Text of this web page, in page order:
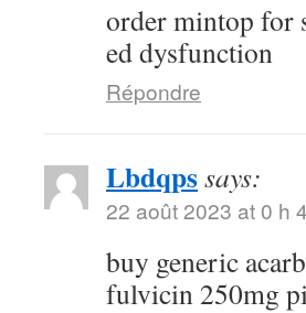
order mintop for
ed dysfunction
Répondre
Lbdqpssays:
22 août 2023 at 0 h
buy generic
fulvicin 250mg